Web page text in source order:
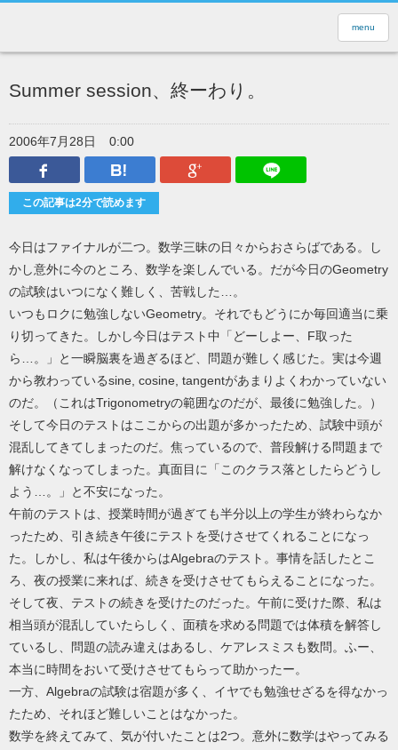
menu
Summer session、終ーわり。
2006年7月28日
0:00
Facebook
はてなブックマークGoogle Plus
この記事は2分で読めます
今日はファイナルが二つ。数学三昧の日々からおさらばである。し
かし意外に今のところ、数学を楽しんでいる。だが今日のGeometry
の試験はいつになく難しく、苦戦した…。
いつもロクに勉強しないGeometry。それでもどうにか毎回適当に乗
り切ってきた。しかし今日はテスト中「どーしよー、F取った
ら…。」と一瞬脳裏を過ぎるほど、問題が難しく感じた。実は今週
から教わっているsine, cosine, tangentがあまりよくわかっていない
のだ。（これはTrigonometryの範囲なのだが、最後に勉強した。）
そして今日のテストはここからの出題が多かったため、試験中頭が
混乱してきてしまったのだ。焦っているので、普段解ける問題まで
解けなくなってしまった。真面目に「このクラス落としたらどうし
よう…。」と不安になった。
午前のテストは、授業時間が過ぎても半分以上の学生が終わらなか
ったため、引き続き午後にテストを受けさせてくれることになっ
た。しかし、私は午後からはAlgebraのテスト。事情を話したとこ
ろ、夜の授業に来れば、続きを受けさせてもらえることになった。
そして夜、テストの続きを受けたのだった。午前に受けた際、私は
相当頭が混乱していたらしく、面積を求める問題では体積を解答し
ているし、問題の読み違えはあるし、ケアレスミスも数問。ふー、
本当に時間をおいて受けさせてもらって助かったー。
一方、Algebraの試験は宿題が多く、イヤでも勉強せざるを得なかっ
たため、それほど難しいことはなかった。
数学を終えてみて、気が付いたことは2つ。意外に数学はやってみる